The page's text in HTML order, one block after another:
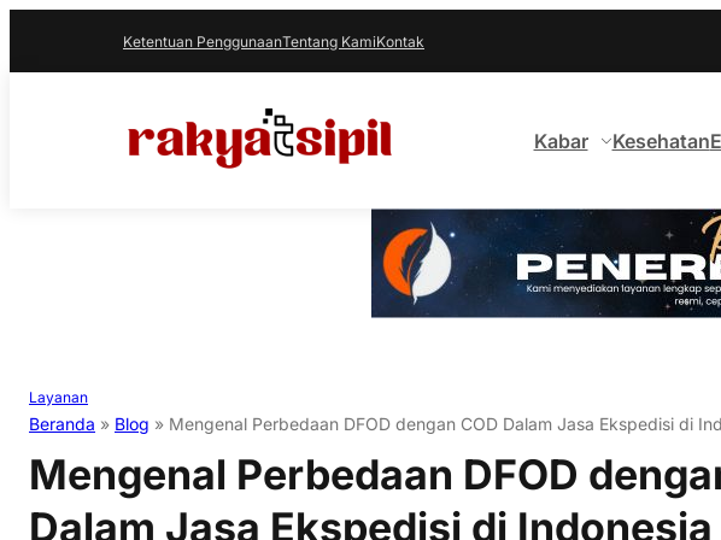
Ketentuan PenggunaanTentang KamiKontak
Kabar Kesehatan
Layanan
Beranda » Blog » Mengenal Perbedaan DFOD dengan COD Dalam Jasa Ekspedisi di
Mengenal Perbedaan DFOD
Dalam Jasa Ekspedisi di Indonesia